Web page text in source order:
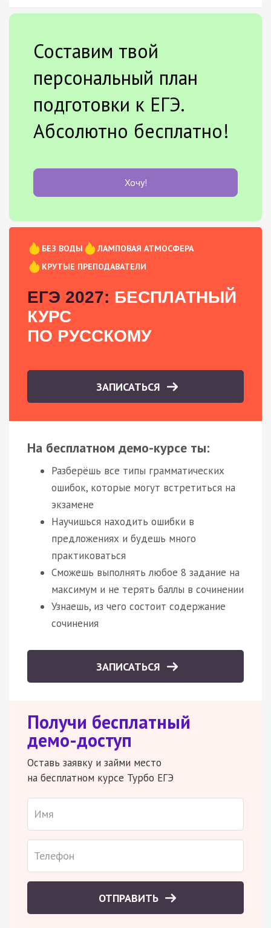
Составим твой
персональный план
подготовки к ЕГЭ.
Абсолютно бесплатно!
Хочу!
БЕЗ ВОДЫ
ЛАМПОВАЯ АТМОСФЕРА
КРУТЫЕ ПРЕПОДАВАТЕЛИ
ЕГЭ 2027: БЕСПЛАТНЫЙ
КУРС
ПО РУССКОМУ
ЗАПИСАТЬСЯ
На бесплатном демо-курсе ты:
Разберёшь все типы грамматических
ошибок, которые могут встретиться на
экзамене
Научишься находить ошибки в
предложениях и будешь много
практиковаться
Сможешь выполнять любое 8 задание на
максимум и не терять баллы в сочинении
Узнаешь, из чего состоит содержание
сочинения
ЗАПИСАТЬСЯ
Получи бесплатный
демо-доступ
Оставь заявку и займи место
на бесплатном курсе Турбо ЕГЭ
ОТПРАВИТЬ